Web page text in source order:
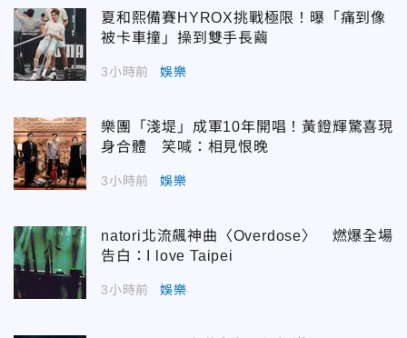
夏和熙備賽HYROX挑戰極限！曝「痛到像
被卡車撞」操到雙手長繭
3小時前 娛樂
樂團「淺堤」成軍10年開唱！黃鐙輝驚喜現
身合體 笑喊：相見恨晚
3小時前 娛樂
natori北流飆神曲〈Overdose〉 燃爆全場
告白：I love Taipei
3小時前 娛樂